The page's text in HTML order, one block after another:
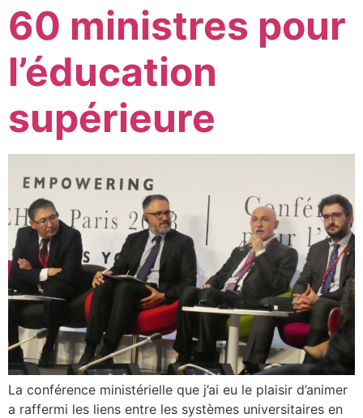
60 ministres pour
l’éducation
supérieure
La conférence ministérielle que j’ai eu le plaisir d’animer
a raffermi les liens entre les systèmes universitaires en